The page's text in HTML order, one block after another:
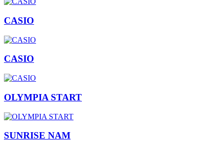
CASIO
CASIO
OLYMPIA START
SUNRISE NAM